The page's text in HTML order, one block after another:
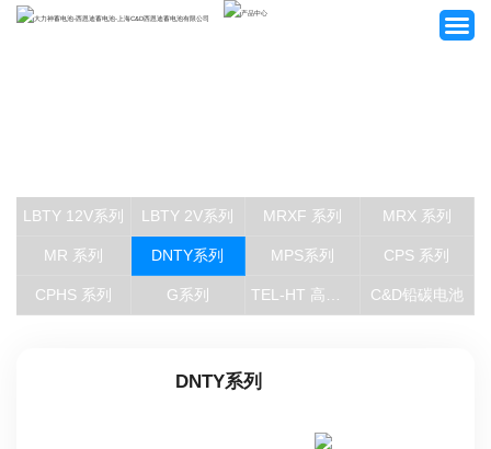
客户案例
LBTY 12V系列 LBTY 2V系列 MRXF 系列 MRX 系列
MR 系列 DNTY系列 MPS系列 CPS 系列
CPHS 系列 G系列 C&D铅碳电池
DNTY系列